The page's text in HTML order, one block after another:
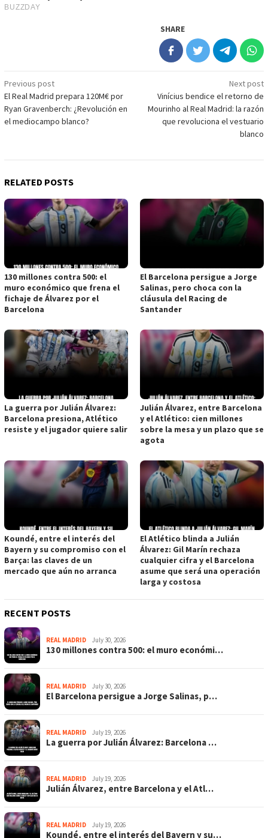
SHARE
Post
navigation
Previous post
El Real Madrid prepara 120M€ por
Ryan Gravenberch: ¿Revolución en
el mediocampo blanco?
Next post
Vinícius bendice el retorno de
Mourinho al Real Madrid: la razón
que revoluciona el vestuario
blanco
RELATED POSTS
130 millones contra 500: el
muro económico que frena el
fichaje de Álvarez por el
Barcelona
El Barcelona persigue a Jorge
Salinas, pero choca con la
cláusula del Racing de
Santander
La guerra por Julián Álvarez:
Barcelona presiona, Atlético
resiste y el jugador quiere salir
Julián Álvarez, entre Barcelona
y el Atlético: cien millones
sobre la mesa y un plazo que se
agota
Koundé, entre el interés del
Bayern y su compromiso con el
Barça: las claves de un
mercado que aún no arranca
El Atlético blinda a Julián
Álvarez: Gil Marín rechaza
cualquier cifra y el Barcelona
asume que será una operación
larga y costosa
RECENT POSTS
REAL MADRID July 30, 2026
130 millones contra 500: el muro económi…
REAL MADRID July 30, 2026
El Barcelona persigue a Jorge Salinas, p…
REAL MADRID July 19, 2026
La guerra por Julián Álvarez: Barcelona …
REAL MADRID July 19, 2026
Julián Álvarez, entre Barcelona y el Atl…
REAL MADRID July 19, 2026
Koundé, entre el interés del Bayern y su…